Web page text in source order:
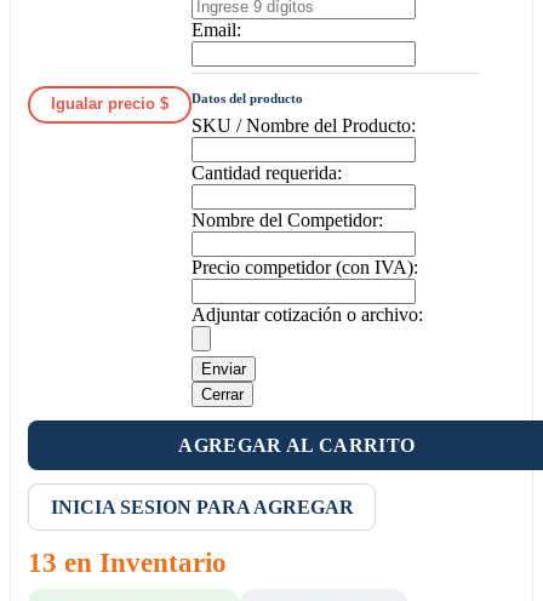
Igualar precio $
Email:
Datos del producto
SKU / Nombre del Producto:
Cantidad requerida:
Nombre del Competidor:
Precio competidor (con IVA):
Adjuntar cotización o archivo:
Enviar
Cerrar
AGREGAR AL CARRITO
INICIA SESION PARA AGREGAR
13 en Inventario